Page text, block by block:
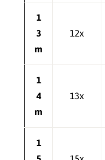
1
3
m
12x
1
4
m
13x
1